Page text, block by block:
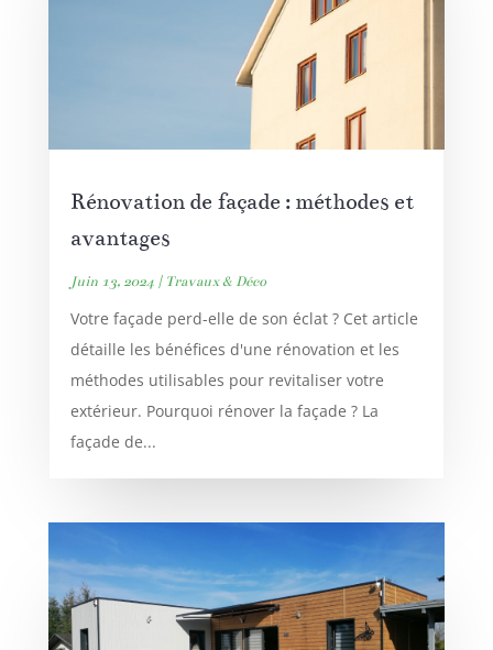
Rénovation de façade : méthodes et
avantages
Juin 13, 2024| Travaux & Déco
Votre façade perd-elle de son éclat ? Cet article
détaille les bénéfices d'une rénovation et les
méthodes utilisables pour revitaliser votre
extérieur. Pourquoi rénover la façade ? La
façade de...